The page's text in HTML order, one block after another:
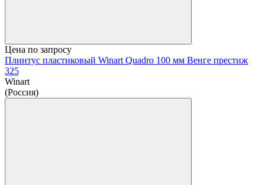
Цена по запросу
Плинтус пластиковый Winart Quadro 100 мм Венге престиж
325
Winart
(Россия)